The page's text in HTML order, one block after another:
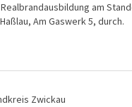
am
Am Gaswerk 5, durch.
Zwickau